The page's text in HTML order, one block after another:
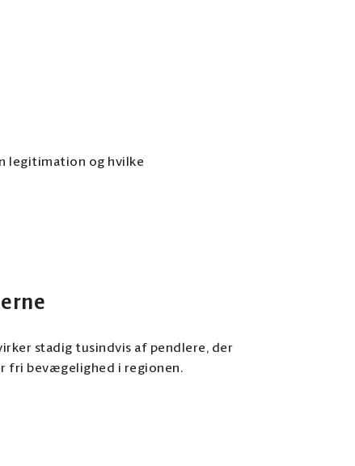
legitimation og hvilke
stadig tusindvis af pendlere, der
fri bevægelighed i regionen.